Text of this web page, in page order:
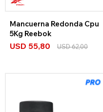
Mancuerna Redonda Cpu
5Kg Reebok
USD 55,80 USD62,00